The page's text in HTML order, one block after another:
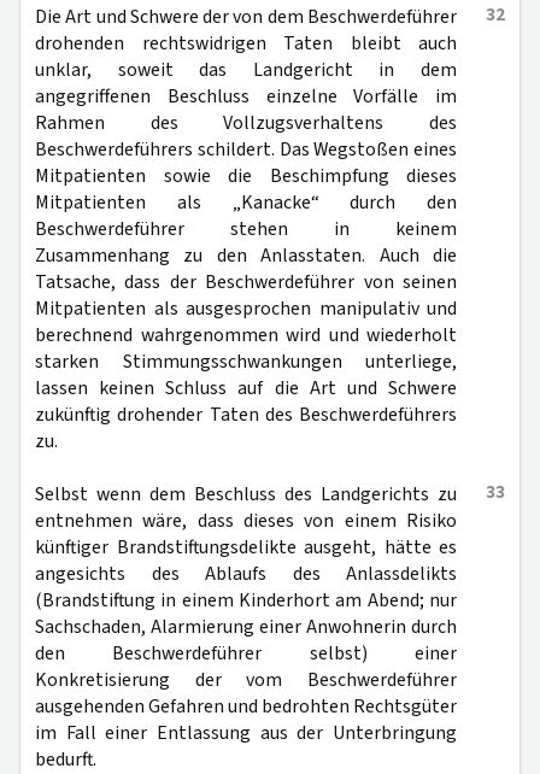
32
Die Art und Schwere der von dem Beschwerdeführer
drohenden rechtswidrigen Taten bleibt auch
unklar, soweit das Landgericht in dem
angegriffenen Beschluss einzelne Vorfälle im
Rahmen des Vollzugsverhaltens des
Beschwerdeführers schildert. Das Wegstoßen eines
Mitpatienten sowie die Beschimpfung dieses
Mitpatienten als „Kanacke“ durch den
Beschwerdeführer stehen in keinem
Zusammenhang zu den Anlasstaten. Auch die
Tatsache, dass der Beschwerdeführer von seinen
Mitpatienten als ausgesprochen manipulativ und
berechnend wahrgenommen wird und wiederholt
starken Stimmungsschwankungen unterliege,
lassen keinen Schluss auf die Art und Schwere
zukünftig drohender Taten des Beschwerdeführers
zu.
33
Selbst wenn dem Beschluss des Landgerichts zu
entnehmen wäre, dass dieses von einem Risiko
künftiger Brandstiftungsdelikte ausgeht, hätte es
angesichts des Ablaufs des Anlassdelikts
(Brandstiftung in einem Kinderhort am Abend; nur
Sachschaden, Alarmierung einer Anwohnerin durch
den Beschwerdeführer selbst) einer
Konkretisierung der vom Beschwerdeführer
ausgehenden Gefahren und bedrohten Rechtsgüter
im Fall einer Entlassung aus der Unterbringung
bedurft.